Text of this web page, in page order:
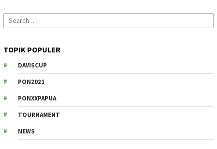
Search
for:
TOPIK POPULER
DAVISCUP
PON2021
PONXXPAPUA
TOURNAMENT
NEWS